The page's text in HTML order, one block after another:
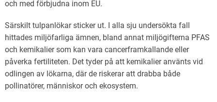
och med förbjudna inom EU.
Särskilt tulpanlökar sticker ut. I alla sju undersökta fall
hittades miljöfarliga ämnen, bland annat miljögifterna PFAS
och kemikalier som kan vara cancerframkallande eller
påverka fertiliteten. Det tyder på att kemikalier använts vid
odlingen av lökarna, där de riskerar att drabba både
pollinatörer, människor och ekosystem.